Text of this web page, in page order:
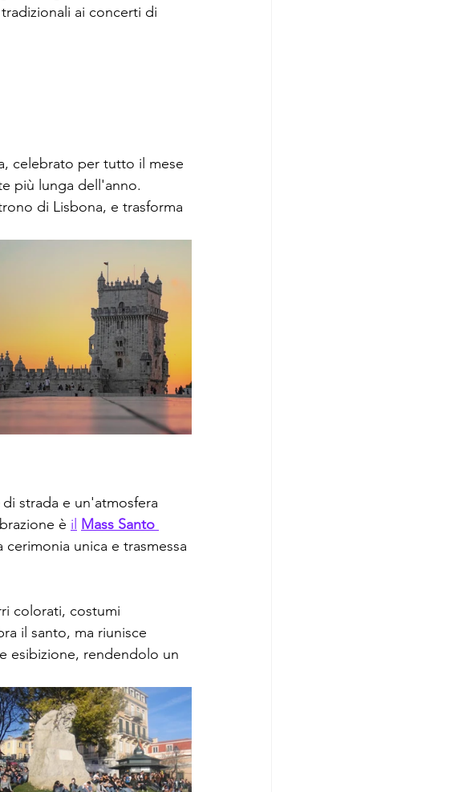
ai concerti di
celebrato per tutto il mese
più lunga dell'anno.
di Lisbona, e trasforma
strada e un'atmosfera
è il Mass Santo
unica e trasmessa
colorati, costumi
il santo, ma riunisce
esibizione, rendendolo un